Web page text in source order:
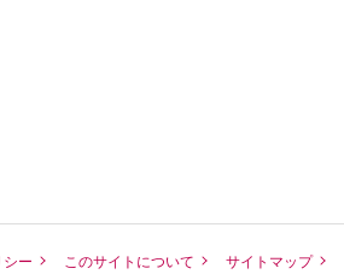
ー このサイトについて サイトマップ